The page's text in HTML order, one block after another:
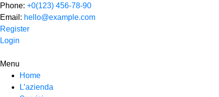
Phone: +0(123) 456-78-90
Email: hello@example.com
Register
Login
Menu
Home
L’azienda